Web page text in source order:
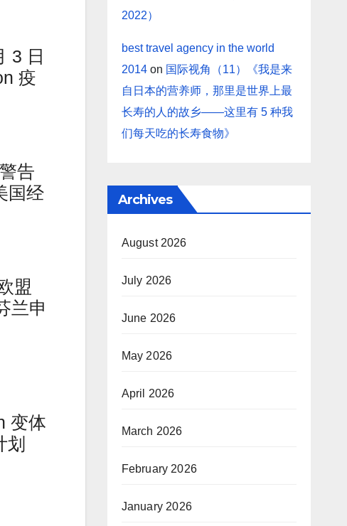
3 日
疫
告
国经
盟
兰申
变体
2022）
best travel agency in the world
2014on 国际视角（11）《我是来
自日本的营养师，那里是世界上最
长寿的人的故乡——这里有 5 种我
们每天吃的长寿食物》
Archives
August 2026
July 2026
June 2026
May 2026
April 2026
March 2026
February 2026
January 2026